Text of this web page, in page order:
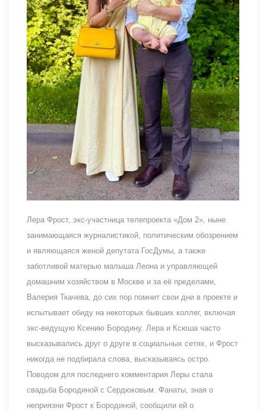
Лера Фрост, экс-участница телепроекта «Дом 2», ныне
занимающаяся журналистикой, политическим обозрением
и являющаяся женой депутата ГосДумы, а также
заботливой матерью малыша Леона и управляющей
домашним хозяйством в Москве и за её пределами,
Валерия Ткачева, до сих пор помнит свои дни в проекте и
испытывает обиду на некоторых бывших коллег, включая
экс-ведущую Ксению Бородину. Лера и Ксюша часто
высказывались друг о друге в социальных сетях, и Фрост
никогда не подбирала слова, высказываясь остро.
Поводом для последнего комментария Леры стала
свадьба Бородиной с Сердюковым. Фанаты, зная о
неприязни Фрост к Бородиной, сообщили ей о